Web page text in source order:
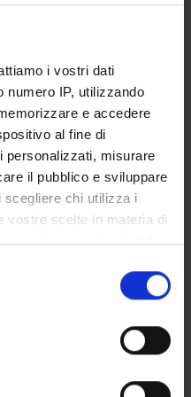
i vostri dati
numero IP, utilizzando
e accedere
al fine di
personalizzati, misurare
il pubblico e sviluppare
chi utilizza i
vostre scelte in materia di
questa proprietà digitale
consenso in qualsiasi
cookie o facendo clic
sulla tua posizione
6 C IUS/17
6 C
6 C IUS/01
SSD
INF/01
-